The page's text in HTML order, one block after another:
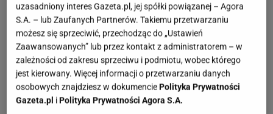
uzasadniony interes Gazeta.pl, jej spółki powiązanej – Agora
S.A. – lub Zaufanych Partnerów. Takiemu przetwarzaniu
możesz się sprzeciwić, przechodząc do „Ustawień
Zaawansowanych” lub przez kontakt z administratorem – w
zależności od zakresu sprzeciwu i podmiotu, wobec którego
jest kierowany. Więcej informacji o przetwarzaniu danych
osobowych znajdziesz w dokumenciePolityka Prywatności
Gazeta.pl iPolityka Prywatności Agora S.A.